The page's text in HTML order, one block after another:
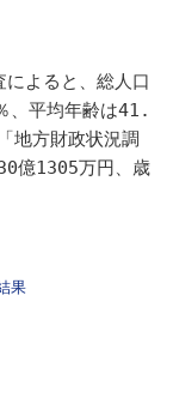
よると、総人口
、平均年齢は41.
地方財政状況調
億1305万円、歳
果